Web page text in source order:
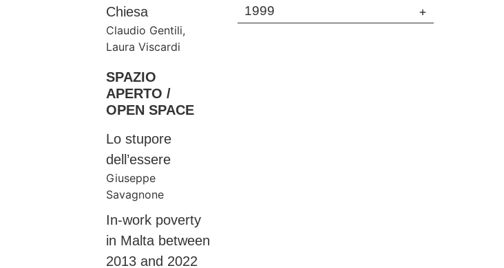
Chiesa
Claudio Gentili,
Laura Viscardi
SPAZIO
APERTO /
OPEN SPACE
Lo stupore
dell’essere
Giuseppe
Savagnone
In-work poverty
in Malta between
2013 and 2022
1999
+